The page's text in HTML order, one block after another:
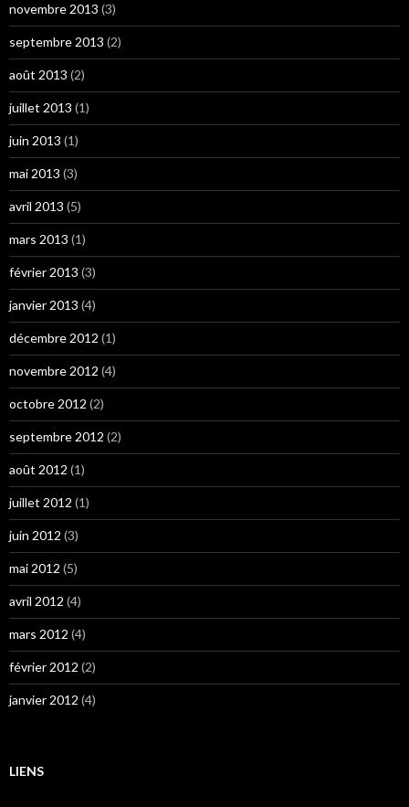
novembre 2013 (3)
septembre 2013 (2)
août 2013 (2)
juillet 2013 (1)
juin 2013 (1)
mai 2013 (3)
avril 2013 (5)
mars 2013 (1)
février 2013 (3)
janvier 2013 (4)
décembre 2012 (1)
novembre 2012 (4)
octobre 2012 (2)
septembre 2012 (2)
août 2012 (1)
juillet 2012 (1)
juin 2012 (3)
mai 2012 (5)
avril 2012 (4)
mars 2012 (4)
février 2012 (2)
janvier 2012 (4)
LIENS